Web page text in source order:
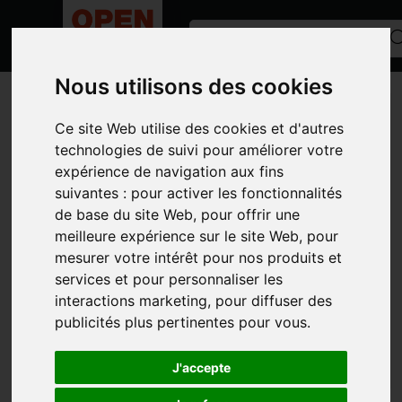
Nous utilisons des cookies
Ce site Web utilise des cookies et d'autres
technologies de suivi pour améliorer votre
expérience de navigation aux fins
suivantes : pour activer les fonctionnalités
de base du site Web, pour offrir une
meilleure expérience sur le site Web, pour
mesurer votre intérêt pour nos produits et
services et pour personnaliser les
interactions marketing, pour diffuser des
publicités plus pertinentes pour vous.
J'accepte
ACCUEIL/ANNONCES/ROUE/PNEU/ DIVERS ROUES
Toutes les catégories
CATÉGORIES
MARQUES
MODÈLE
TYPE D'ANNONCE
PHOTOS